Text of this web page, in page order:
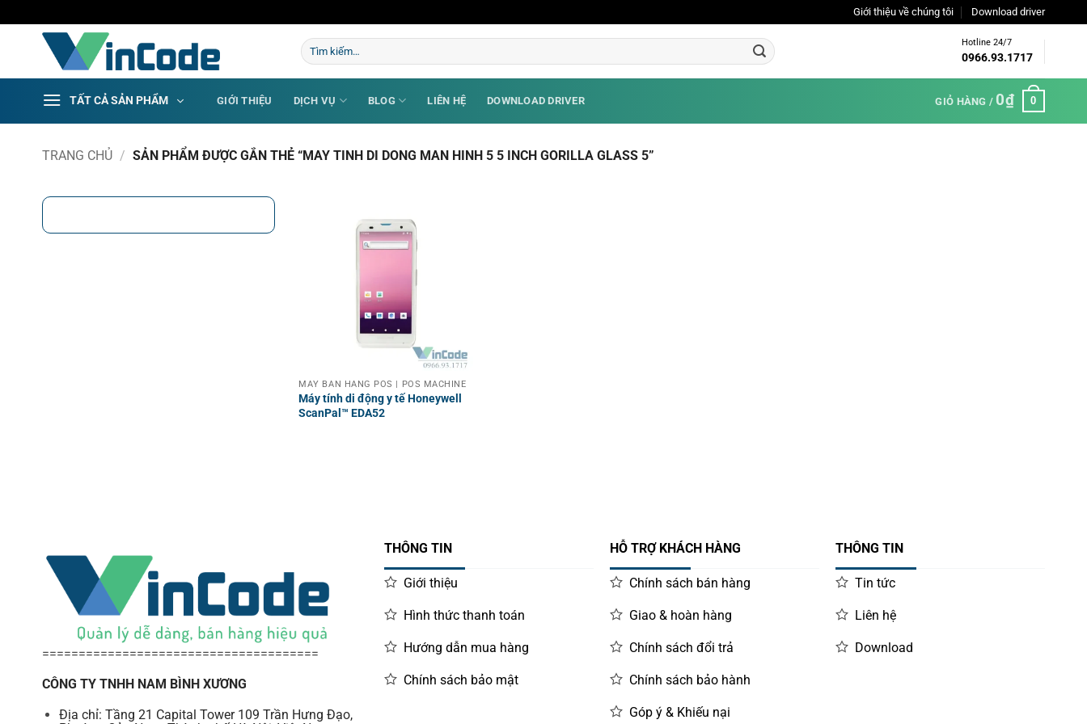
qua
Giới thiệu về chúng tôi Download driver
Tìm
kiếm:
Hotline 24/7
0966.93.1717
TẤT CẢ SẢN PHẨM GIỚI THIỆU DỊCH VỤ BLOG LIÊN HỆ DOWNLOAD DRIVER GIỎ HÀNG / 0₫ 0
TRANG CHỦ / SẢN PHẨM ĐƯỢC GẮN THẺ “MAY TINH DI DONG MAN HINH 5 5 INCH GORILLA GLASS 5”
MÁY BÁN HÀNG POS | POS MACHINE
Máy tính di động y tế Honeywell
ScanPal™ EDA52
======================================
CÔNG TY TNHH NAM BÌNH XƯƠNG
Địa chỉ: Tầng 21 Capital Tower 109 Trần Hưng Đạo,
THÔNG TIN
Giới thiệu
Hình thức thanh toán
Hướng dẫn mua hàng
Chính sách bảo mật
HỖ TRỢ KHÁCH HÀNG
Chính sách bán hàng
Giao & hoàn hàng
Chính sách đổi trả
Chính sách bảo hành
Góp ý & Khiếu nại
THÔNG TIN
Tin tức
Liên hệ
Download